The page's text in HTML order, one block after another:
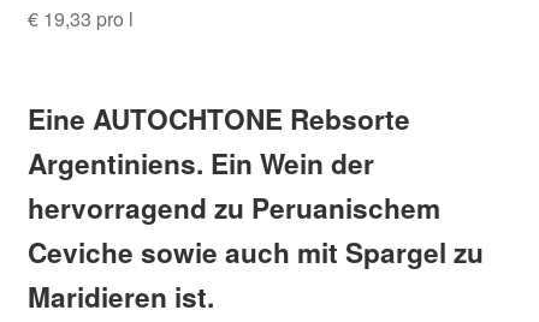
€ 19,33 pro l
Eine AUTOCHTONE Rebsorte
Argentiniens. Ein Wein der
hervorragend zu Peruanischem
Ceviche sowie auch mit Spargel zu
Maridieren ist.